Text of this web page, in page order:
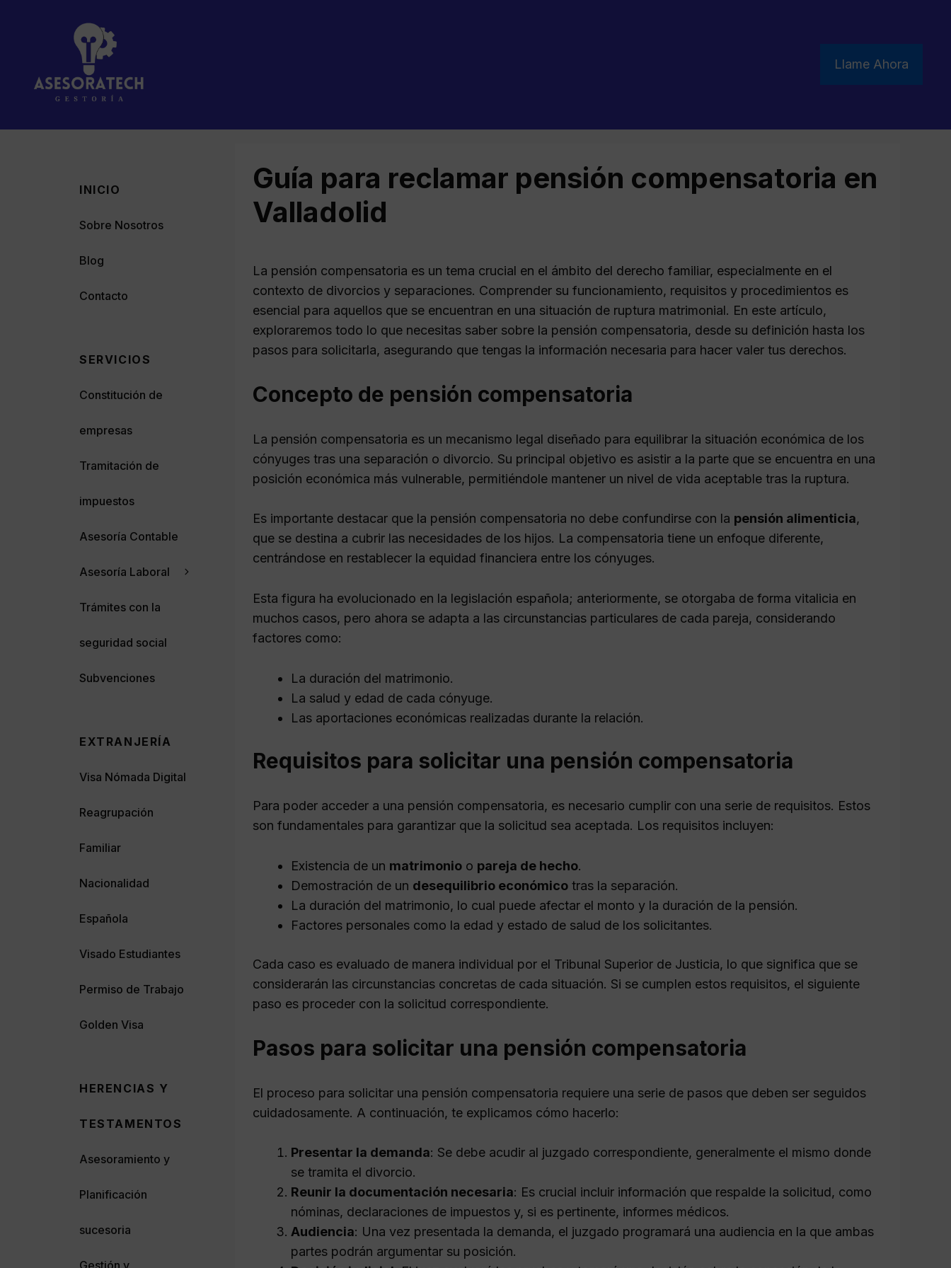
Llame Ahora
Guía para reclamar pensión compensatoria en
Valladolid
La pensión compensatoria es un tema crucial en el ámbito del derecho familiar, especialmente en el
contexto de divorcios y separaciones. Comprender su funcionamiento, requisitos y procedimientos es
esencial para aquellos que se encuentran en una situación de ruptura matrimonial. En este artículo,
exploraremos todo lo que necesitas saber sobre la pensión compensatoria, desde su definición hasta los
pasos para solicitarla, asegurando que tengas la información necesaria para hacer valer tus derechos.
Concepto de pensión compensatoria
La pensión compensatoria es un mecanismo legal diseñado para equilibrar la situación económica de los
cónyuges tras una separación o divorcio. Su principal objetivo es asistir a la parte que se encuentra en una
posición económica más vulnerable, permitiéndole mantener un nivel de vida aceptable tras la ruptura.
Es importante destacar que la pensión compensatoria no debe confundirse con la pensión alimenticia,
que se destina a cubrir las necesidades de los hijos. La compensatoria tiene un enfoque diferente,
centrándose en restablecer la equidad financiera entre los cónyuges.
Esta figura ha evolucionado en la legislación española; anteriormente, se otorgaba de forma vitalicia en
muchos casos, pero ahora se adapta a las circunstancias particulares de cada pareja, considerando
factores como:
La duración del matrimonio.
La salud y edad de cada cónyuge.
Las aportaciones económicas realizadas durante la relación.
Requisitos para solicitar una pensión compensatoria
Para poder acceder a una pensión compensatoria, es necesario cumplir con una serie de requisitos. Estos
son fundamentales para garantizar que la solicitud sea aceptada. Los requisitos incluyen:
Existencia de un matrimonio o pareja de hecho.
Demostración de un desequilibrio económico tras la separación.
La duración del matrimonio, lo cual puede afectar el monto y la duración de la pensión.
Factores personales como la edad y estado de salud de los solicitantes.
Cada caso es evaluado de manera individual por el Tribunal Superior de Justicia, lo que significa que se
considerarán las circunstancias concretas de cada situación. Si se cumplen estos requisitos, el siguiente
paso es proceder con la solicitud correspondiente.
Pasos para solicitar una pensión compensatoria
El proceso para solicitar una pensión compensatoria requiere una serie de pasos que deben ser seguidos
cuidadosamente. A continuación, te explicamos cómo hacerlo:
Presentar la demanda: Se debe acudir al juzgado correspondiente, generalmente el mismo donde
se tramita el divorcio.
Reunir la documentación necesaria: Es crucial incluir información que respalde la solicitud, como
nóminas, declaraciones de impuestos y, si es pertinente, informes médicos.
Audiencia: Una vez presentada la demanda, el juzgado programará una audiencia en la que ambas
partes podrán argumentar su posición.
INICIO
Sobre Nosotros
Blog
Contacto
SERVICIOS
Constitución de
empresas
Tramitación de
impuestos
Asesoría Contable
Asesoría Laboral
Trámites con la
seguridad social
Subvenciones
EXTRANJERÍA
Visa Nómada Digital
Reagrupación
Familiar
Nacionalidad
Española
Visado Estudiantes
Permiso de Trabajo
Golden Visa
HERENCIAS Y
TESTAMENTOS
Asesoramiento y
Planificación
sucesoria
Gestión y